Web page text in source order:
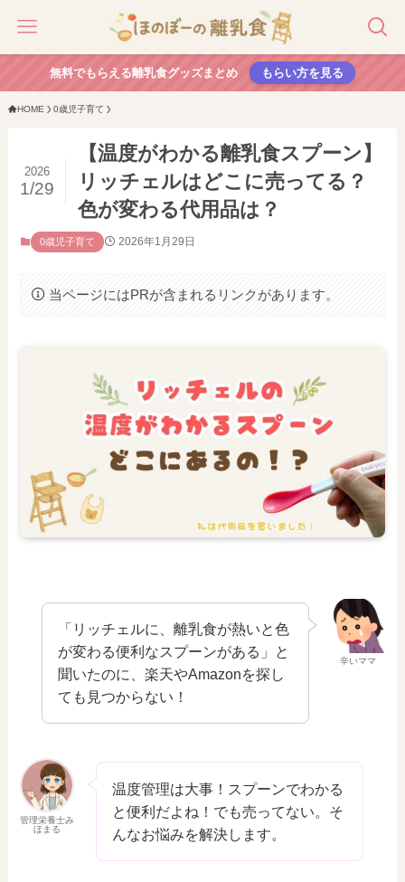
無料でもらえる離乳食グッズまとめ もらい方を見る
HOME 0歳児子育て
【温度がわかる離乳食スプーン】
リッチェルはどこに売ってる？
色が変わる代用品は？
2026
1/29
0歳児子育て 2026年1月29日
当ページにはPRが含まれるリンクがあります。
辛いママ
「リッチェルに、離乳食が熱いと色
が変わる便利なスプーンがある」と
聞いたのに、楽天やAmazonを探し
ても見つからない！
管理栄養士み
ほまる
温度管理は大事！スプーンでわかる
と便利だよね！でも売ってない。そ
んなお悩みを解決します。